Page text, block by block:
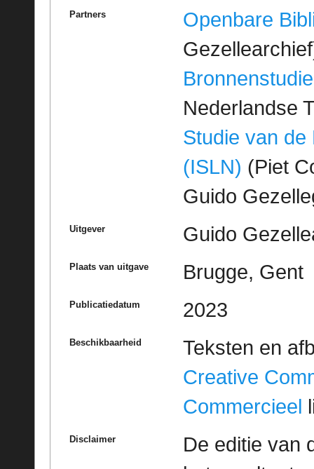
Partners
Openbare
Bronnenstudie
Nederlandse
Studie van de
(ISLN) (Piet
Guido
Uitgever Guido
Plaats van uitgave Brugge, Gent
Publicatiedatum 2023
Beschikbaarheid
Teksten en
Creative
Commercieel
Disclaimer
De editie van